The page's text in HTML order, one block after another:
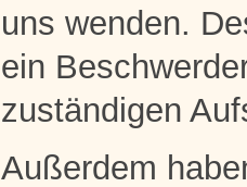
uns wenden.
ein
zuständigen
Außerdem